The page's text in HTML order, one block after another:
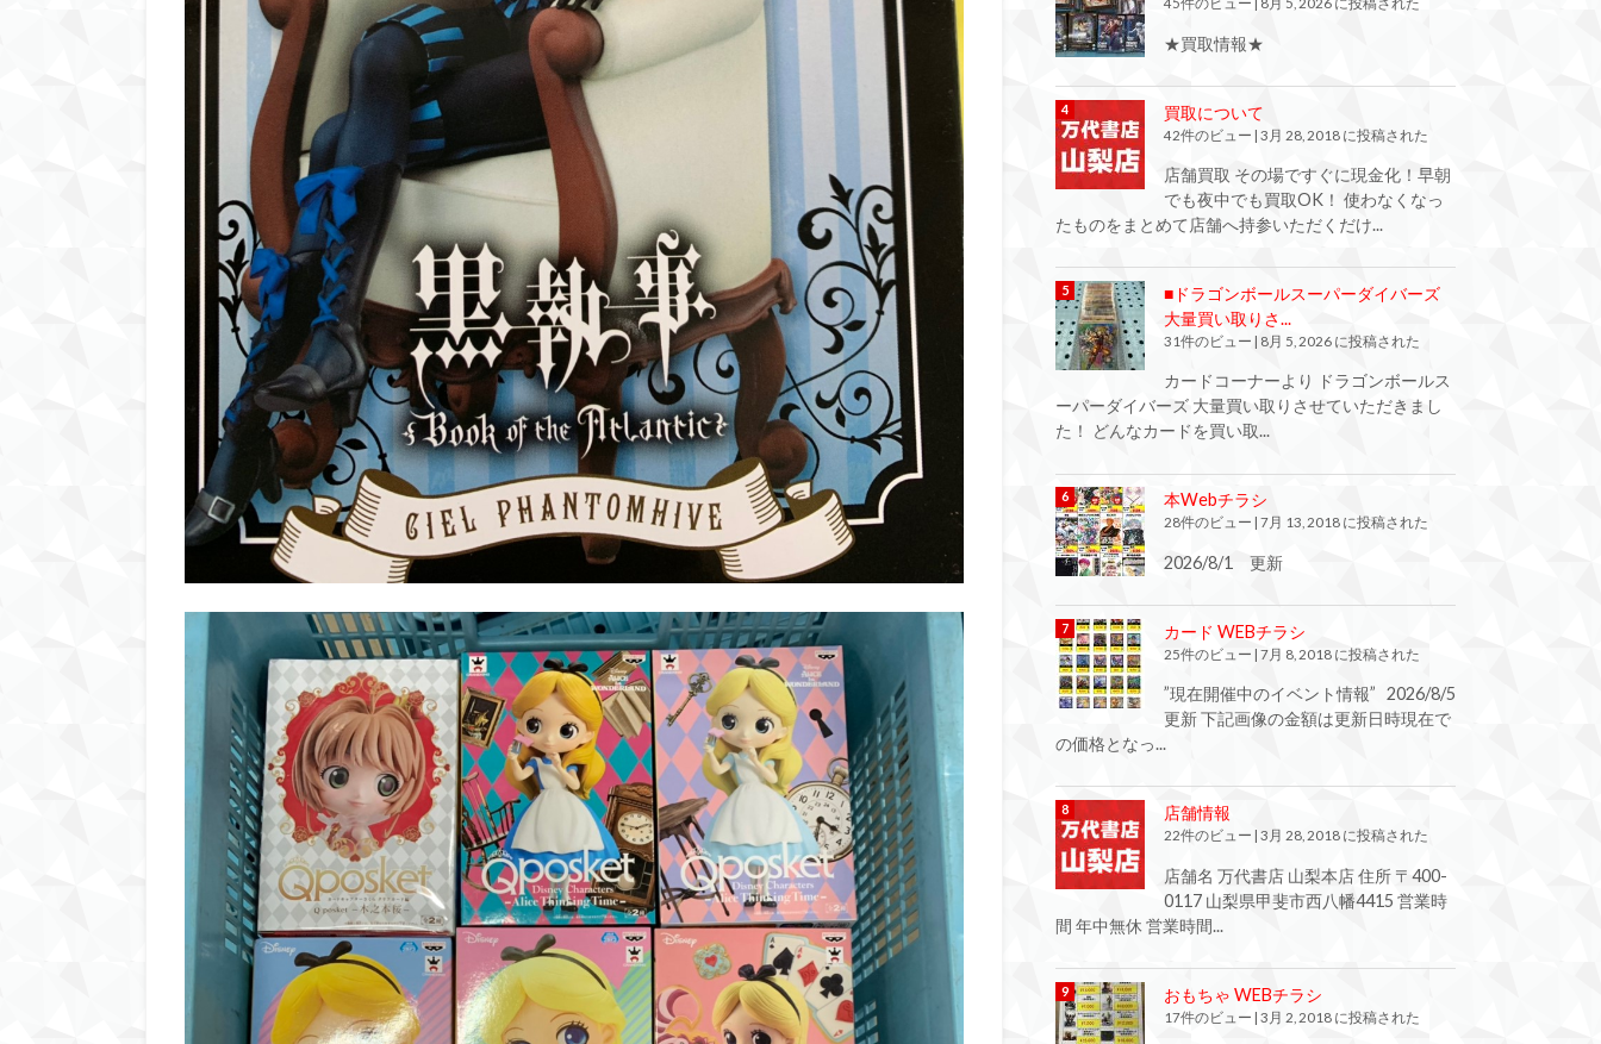
45件のビュー 8月 5, 2026 に投稿された
★買取情報★
買取について
42件のビュー | 3月 28, 2018 に投稿された
店舗買取 その場ですぐに現金化！早朝
でも夜中でも買取OK！ 使わなくなっ
たものをまとめて店舗へ持参いただくだけ...
■ドラゴンボールスーパーダイバーズ
大量買い取りさ...
31件のビュー | 8月 5, 2026 に投稿された
カードコーナーより ドラゴンボールス
ーパーダイバーズ 大量買い取りさせていただきまし
た！ どんなカードを買い取...
本Webチラシ
28件のビュー 7月 13, 2018 に投稿された
2026/8/1 更新
カード WEBチラシ
25件のビュー | 7月 8, 2018 に投稿された
”現在開催中のイベント情報” 2026/8/5
更新 下記画像の金額は更新日時現在で
の価格となっ...
店舗情報
22件のビュー 3月 28, 2018 に投稿された
店舗名 万代書店 山梨本店 住所 〒400-
0117 山梨県甲斐市西八幡4415 営業時
間 年中無休 営業時間...
おもちゃ WEBチラシ
17件のビュー | 3月 2, 2018 に投稿された